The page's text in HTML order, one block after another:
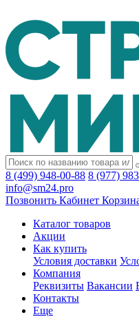
8 (499) 948-00-88 8 (977)
info@sm24.pro
Позвонить Кабинет
Каталог товаров
Акции
Как купить
Условия доставки
Компания
Реквизиты Вакансии
Контакты
Еще